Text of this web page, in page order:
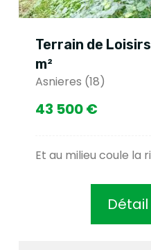
Terrain de
m²
Asnieres (18)
43 500 €
Et au milieu coule la